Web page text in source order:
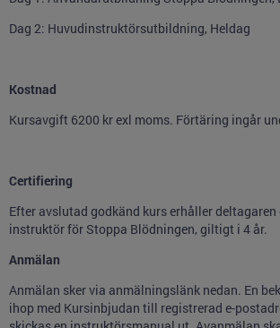
Dag 2: Huvudinstruktörsutbildning, Heldag
Kostnad
Kursavgift 6200 kr exl moms. Förtäring ingår
Certifiering
Efter avslutad godkänd kurs erhåller
instruktör för Stoppa Blödningen, giltigt i 4 år.
Anmälan
Anmälan sker via anmälningslänk nedan. En
ihop med Kursinbjudan till registrerad e-